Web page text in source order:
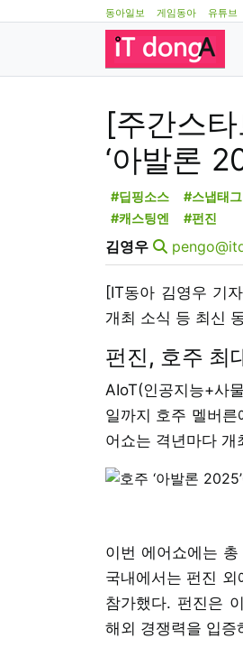
동아일보 게임동아 유튜브
[주간스
‘아발론
#딥핑소스 #스냅태그
#캐스팅엔
#펀진
김영우
[IT동아 김영우 기
개최 소식 등 최신
펀진, 호주 최
AIoT(인공지능+사
일까지 호주 멜버른
어쇼는 격년마다
이번 에어쇼에는
국내에서는 펀진
참가했다. 펀진은
해외 경쟁력을 입증